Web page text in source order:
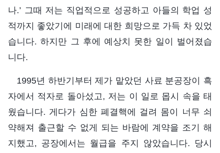
나.’ 그때 저는 직업적으로 성공하고 아들의 학업 성
적까지 좋았기에 미래에 대한 희망으로 가득 차 있었
습니다. 하지만 그 후에 예상치 못한 일이 벌어졌습
니다.
1995년 하반기부터 제가 맡았던 사료 분공장이 흑
자에서 적자로 돌아섰고, 저는 이 일로 몹시 속을 태
웠습니다. 게다가 심한 폐결핵에 걸려 몸이 너무 쇠
약해져 출근할 수 없게 되는 바람에 계약을 조기 해
지했고, 공장에서는 월급을 주지 않았습니다. 당시